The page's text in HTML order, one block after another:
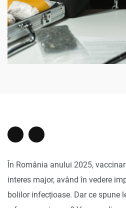
În România anului 2025,
interes major, având în vedere
bolilor infecțioase. Dar ce spune